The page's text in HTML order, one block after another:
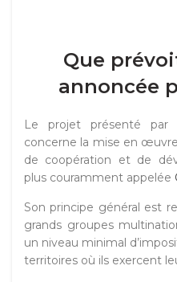
Que
annoncée
Le projet présenté par
concerne la mise en
de coopération et de
plus couramment appelée
Son principe général est
grands groupes
un niveau minimal
territoires où ils exercent